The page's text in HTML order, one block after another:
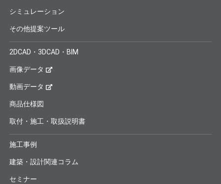
シミュレーション
その他提案ツール
2DCAD・3DCAD・BIM
画像データ
動画データ
商品仕様図
取付・施工・取扱説明書
施工事例
建築・設計関連コラム
セミナー